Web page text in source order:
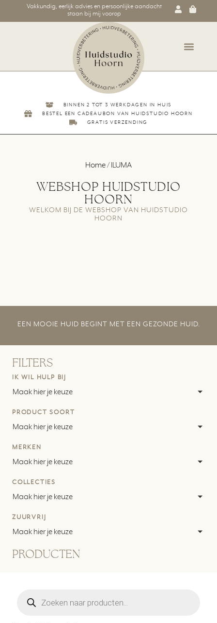
Vakkundig, eerlijk advies en persoonlijke aandacht
staan bij mij voorop
BINNEN 2 TOT 3 WERKDAGEN IN HUIS
BESTEL EEN CADEAUBON VAN HUIDSTUDIO HOORN
GRATIS VERZENDING
Home/ ILUMA
WEBSHOP HUIDSTUDIO
HOORN
WELKOM BIJ DE WEBSHOP VAN HUIDSTUDIO
HOORN
EEN MOOIE HUID BEGINT MET EEN GEZONDE HUID.
FILTERS
IK WIL HULP BIJ
Maak hier je keuze
PRODUCT SOORT
Maak hier je keuze
MERKEN
Maak hier je keuze
COLLECTIES
Maak hier je keuze
ZUURVRIJ
Maak hier je keuze
PRODUCTEN